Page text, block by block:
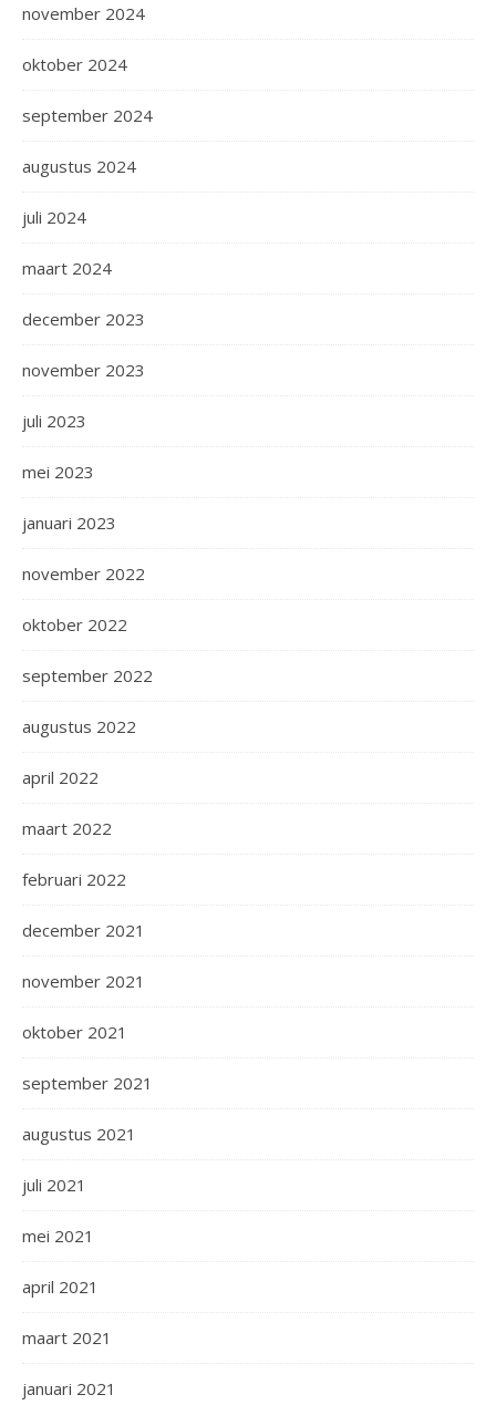
november 2024
oktober 2024
september 2024
augustus 2024
juli 2024
maart 2024
december 2023
november 2023
juli 2023
mei 2023
januari 2023
november 2022
oktober 2022
september 2022
augustus 2022
april 2022
maart 2022
februari 2022
december 2021
november 2021
oktober 2021
september 2021
augustus 2021
juli 2021
mei 2021
april 2021
maart 2021
januari 2021